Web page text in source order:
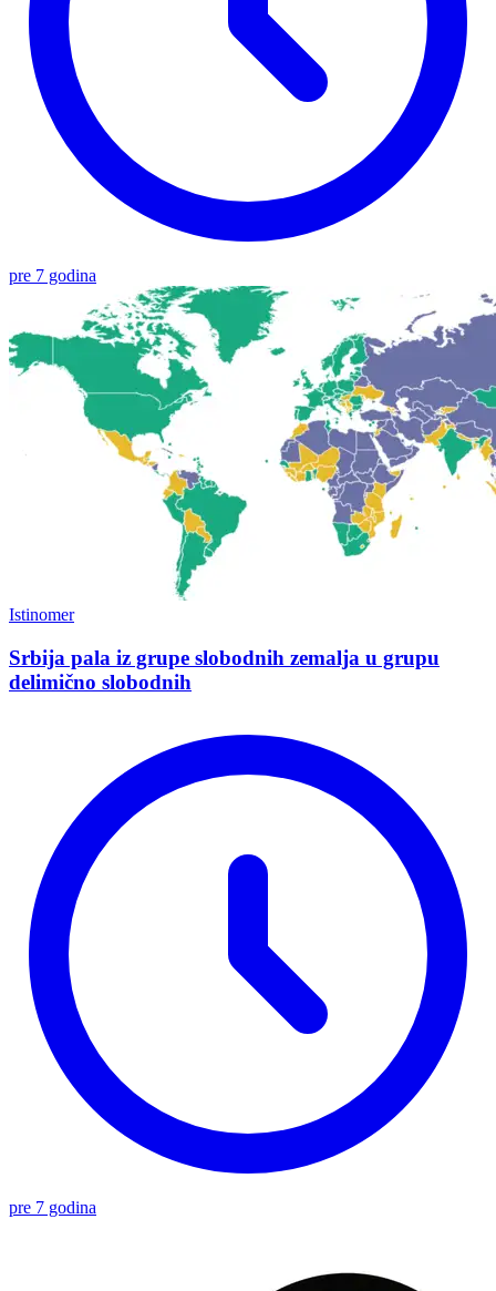
pre 7 godina
Istinomer
Srbija pala iz grupe slobodnih zemalja u grupu
delimično slobodnih
pre 7 godina